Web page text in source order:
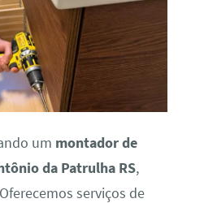
um montador de
da Patrulha RS,
serviços de